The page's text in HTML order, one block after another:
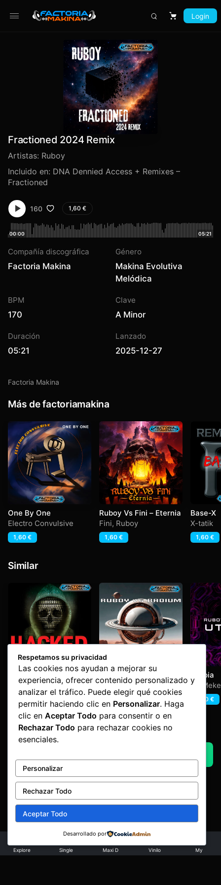
Carrito
Login
Fractioned 2024 Remix
Artistas: Ruboy
Incluido en: DNA Dennied Access + Remixes –
Fractioned
160 1,60 €
00:00 05:21
Compañía discográfica
Factoria Makina
Género
Makina Evolutiva
Melódica
BPM
170
Clave
A Minor
Duración
05:21
Lanzado
2025-12-27
Factoria Makina
Más de factoriamakina
One By One
Electro Convulsive
1,60 €
Ruboy Vs Fini – Eternia
Fini, Ruboy
1,60 €
Base-X
X-tatik
1,60 €
Similar
Radium, Ruboy
Eternally Connected
Radium,Ruboy
1,60
Utopia
DJ Meke
1,60 €
Advertisement by Factoria Makina
Aviso legal·Términos y condiciones·Política de devoluciones·
Privacidad·Cookies
Explore Single Maxi D Vinilo My
Respetamos su privacidad
Las cookies nos ayudan a mejorar su
experiencia, ofrecer contenido personalizado y
analizar el tráfico. Puede elegir qué cookies
permitir haciendo clic en Personalizar. Haga
clic en Aceptar Todo para consentir o en
Rechazar Todo para rechazar cookies no
esenciales.
Personalizar
Rechazar Todo
Aceptar Todo
Desarrollado por